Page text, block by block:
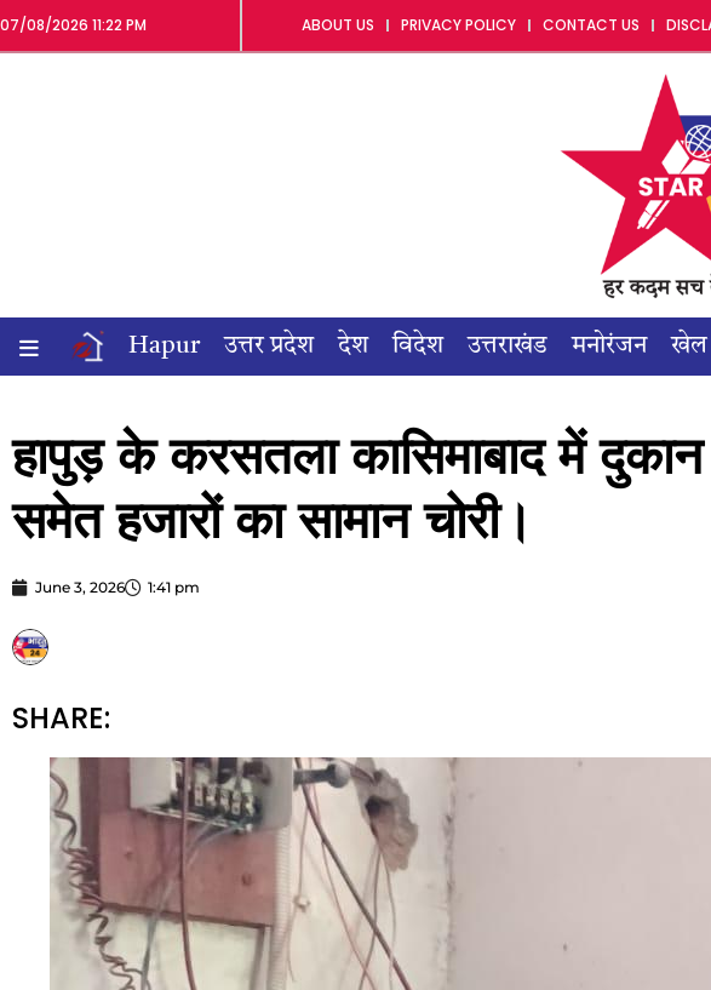
07/08/2026 11:22 PM ABOUT US PRIVACY POLICY CONTACT US
Hapur उत्तर प्रदेश देश विदेश उत्तराखंड मनोरंजन खेल
हापुड़ के करसतला कासिमाबाद में
समेत हजारों का सामान चोरी।
June 3, 2026 1:41 pm
SHARE: